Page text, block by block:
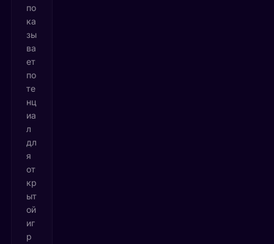
по
ка
зы
ва
ет
по
те
нц
иа
л
дл
я
от
кр
ыт
ой
иг
р